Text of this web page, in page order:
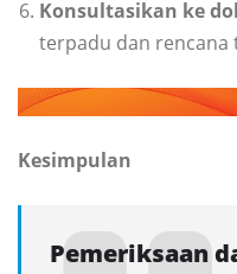
Konsultasikan ke
terpadu dan rencana
Kesimpulan
Pemeriksaan